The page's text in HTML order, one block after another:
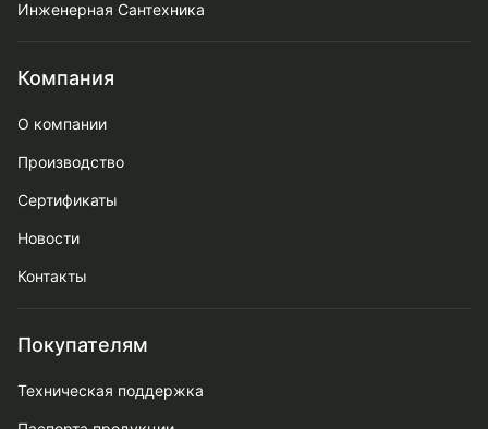
Инженерная Сантехника
Компания
О компании
Производство
Сертификаты
Новости
Контакты
Покупателям
Техническая поддержка